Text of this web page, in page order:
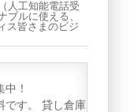
人工知能電話受
ブルに使える、
ス皆さまのビジ
！
です。 貸し倉庫